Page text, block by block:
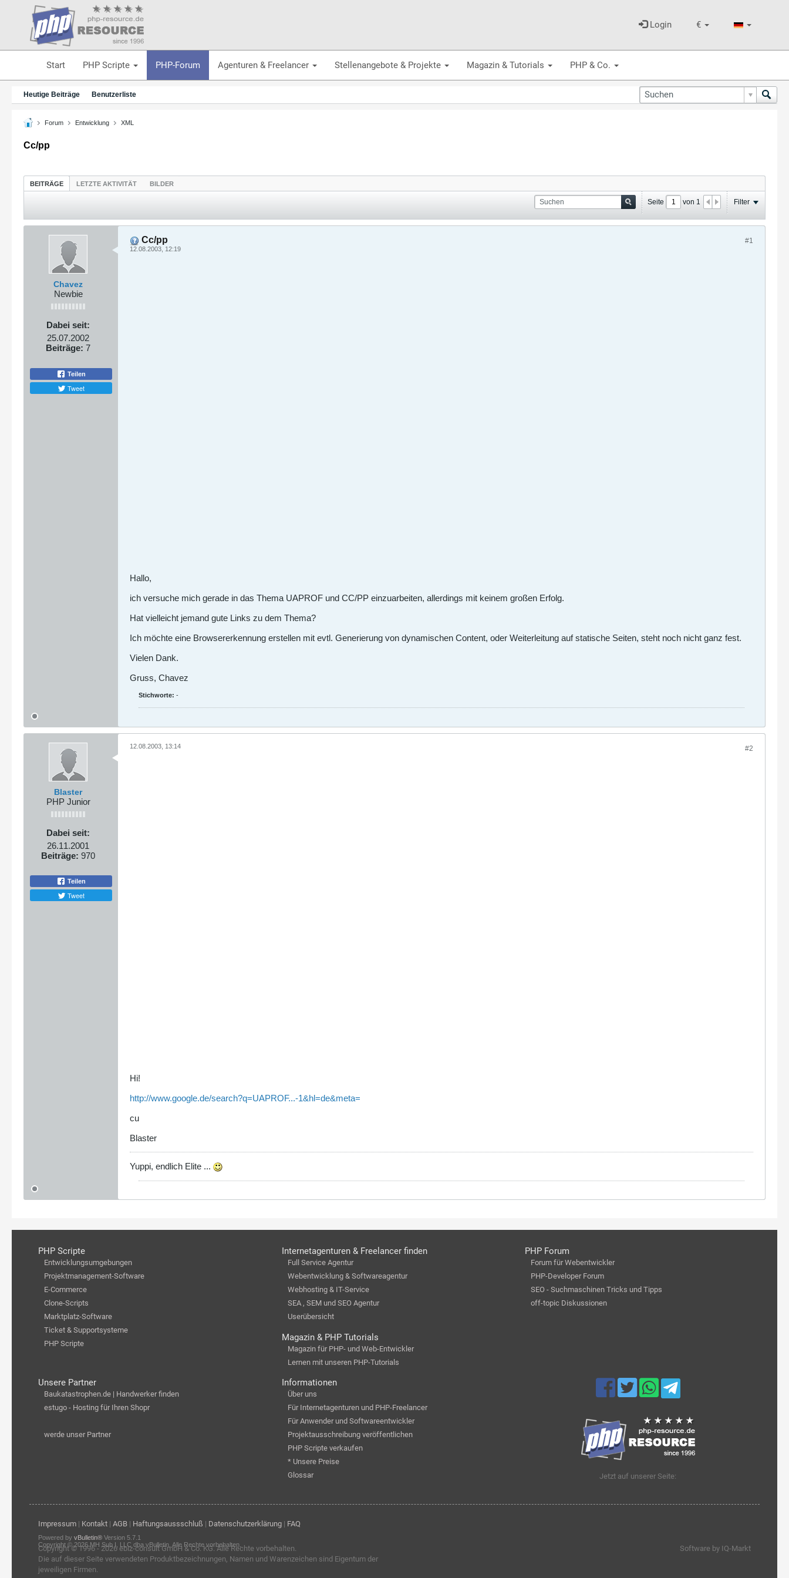
€
Login
Start PHP Scripte PHP-Forum Agenturen & Freelancer Stellenangebote & Projekte Magazin & Tutorials PHP & Co.
Heutige Beiträge Benutzerliste
Forum Entwicklung XML
Cc/pp
BEITRÄGE LETZTE AKTIVITÄT BILDER
Seite von 1 Filter
Chavez
Newbie
Dabei seit:
25.07.2002
Beiträge: 7
Teilen
Tweet
#1
Cc/pp
12.08.2003, 12:19
Hallo,
ich versuche mich gerade in das Thema UAPROF und CC/PP einzuarbeiten, allerdings mit keinem großen Erfolg.
Hat vielleicht jemand gute Links zu dem Thema?
Ich möchte eine Browsererkennung erstellen mit evtl. Generierung von dynamischen Content, oder Weiterleitung auf statische Seiten, steht noch nicht ganz fest.
Vielen Dank.
Gruss, Chavez
Stichworte: -
Blaster
PHP Junior
Dabei seit:
26.11.2001
Beiträge: 970
Teilen
Tweet
#2
12.08.2003, 13:14
Hi!
http://www.google.de/search?q=UAPROF...-1&hl=de&meta=
cu
Blaster
Yuppi, endlich Elite ...
PHP Scripte
Entwicklungsumgebungen
Projektmanagement-Software
E-Commerce
Clone-Scripts
Marktplatz-Software
Ticket & Supportsysteme
PHP Scripte
Internetagenturen & Freelancer finden
Full Service Agentur
Webentwicklung & Softwareagentur
Webhosting & IT-Service
SEA , SEM und SEO Agentur
Userübersicht
Magazin & PHP Tutorials
Magazin für PHP- und Web-Entwickler
Lernen mit unseren PHP-Tutorials
PHP Forum
Forum für Webentwickler
PHP-Developer Forum
SEO - Suchmaschinen Tricks und Tipps
off-topic Diskussionen
Unsere Partner
Baukatastrophen.de | Handwerker finden
estugo - Hosting für Ihren Shopr
werde unser Partner
Informationen
Über uns
Für Internetagenturen und PHP-Freelancer
Für Anwender und Softwareentwickler
Projektausschreibung veröffentlichen
PHP Scripte verkaufen
* Unsere Preise
Glossar
Jetzt auf unserer Seite:
Impressum| Kontakt| AGB| Haftungsaussschluß | Datenschutzerklärung| FAQ
Copyright © 1996 - 2026 ebiz-consult GmbH & Co. KG. Alle Rechte vorbehalten.
Die auf dieser Seite verwendeten Produktbezeichnungen, Namen und Warenzeichen sind Eigentum der
jeweiligen Firmen.
Software by IQ-Markt
Powered by vBulletin®Version 5.7.1
Copyright © 2026 MH Sub I, LLC dba vBulletin. Alle Rechte vorbehalten.